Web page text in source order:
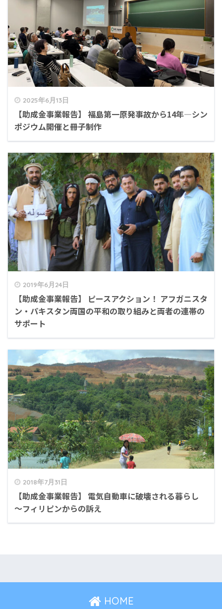
2025年6月13日
【助成金事業報告】 福島第一原発事故から14年―シン
ポジウム開催と冊子制作
2019年6月24日
【助成金事業報告】 ピースアクション！ アフガニスタ
ン・パキスタン両国の平和の取り組みと両者の連帯の
サポート
2018年7月31日
【助成金事業報告】 電気自動車に破壊される暮らし
〜フィリピンからの訴え
HOME